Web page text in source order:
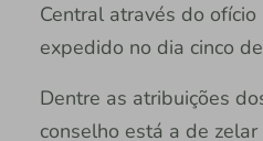
Central através do
expedido no dia cinco
Dentre as atribuições
conselho está a de